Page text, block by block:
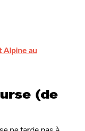
Alpine au
(de